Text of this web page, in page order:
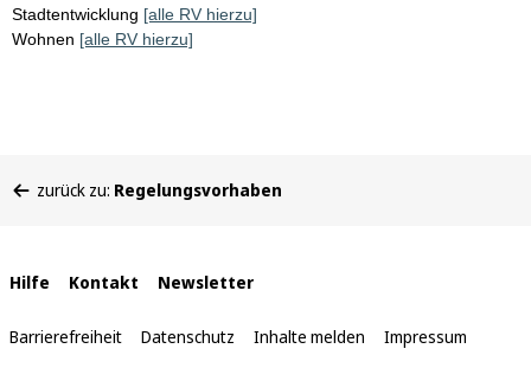
Stadtentwicklung [alle RV hierzu]
Wohnen [alle RV hierzu]
befinden
zurück zu: Regelungsvorhaben
Interne
Links
Hilfe Kontakt Newsletter
Barrierefreiheit Datenschutz Inhalte melden Impressum